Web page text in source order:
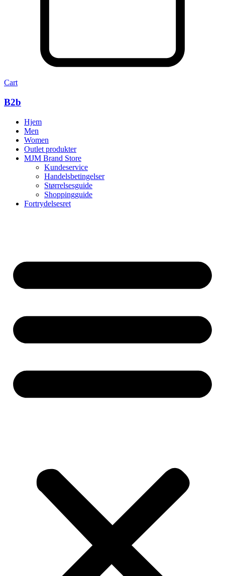
Cart
B2b
Hjem
Men
Women
Outlet produkter
MJM Brand Store
Kundeservice
Handelsbetingelser
Størrelsesguide
Shoppingguide
Fortrydelsesret